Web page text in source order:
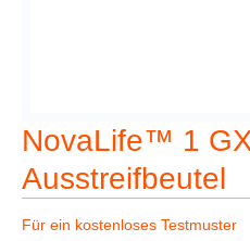
NovaLife™ 1
Ausstreifbeutel
Für ein kostenloses Testmuster